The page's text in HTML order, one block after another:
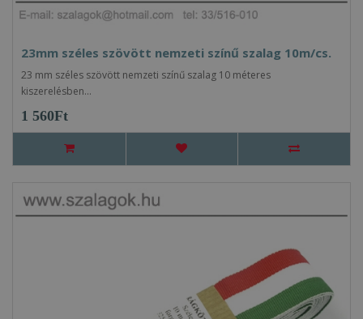
23mm széles szövött nemzeti színű szalag 10m/cs.
23 mm széles szövött nemzeti színű szalag 10 méteres
kiszerelésben...
1 560Ft